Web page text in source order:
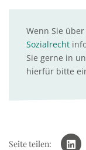
Wenn Sie
Sozialrecht
Sie gerne in
hierfür bitte
Seite teilen: